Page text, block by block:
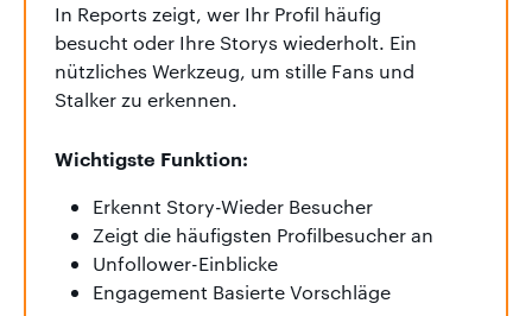
In Reports zeigt, wer Ihr Profil häufig
besucht oder Ihre Storys wiederholt. Ein
nützliches Werkzeug, um stille Fans und
Stalker zu erkennen.
Wichtigste Funktion:
Erkennt Story-Wieder Besucher
Zeigt die häufigsten Profilbesucher an
Unfollower-Einblicke
Engagement Basierte Vorschläge